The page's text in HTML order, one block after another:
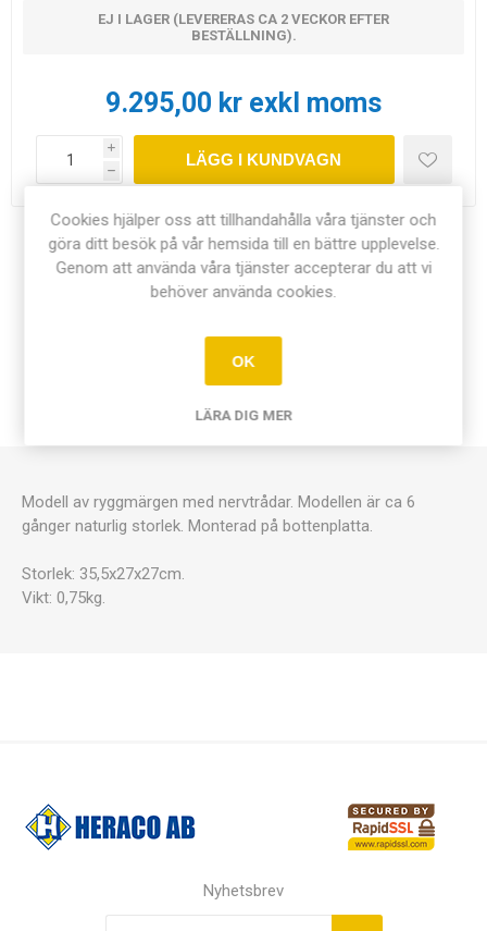
EJ I LAGER (LEVERERAS CA 2 VECKOR EFTER
BESTÄLLNING).
9.295,00 kr exkl moms
i
h
LÄGG I KUNDVAGN
Dela:
ÖVERSIKT
KONTAKTA OSS
Modell av ryggmärgen med nervtrådar. Modellen är ca 6
gånger naturlig storlek. Monterad på bottenplatta.
Storlek: 35,5x27x27cm.
Vikt: 0,75kg.
Nyhetsbrev
Cookies hjälper oss att tillhandahålla våra tjänster och
göra ditt besök på vår hemsida till en bättre upplevelse.
Genom att använda våra tjänster accepterar du att vi
behöver använda cookies.
OK
LÄRA DIG MER